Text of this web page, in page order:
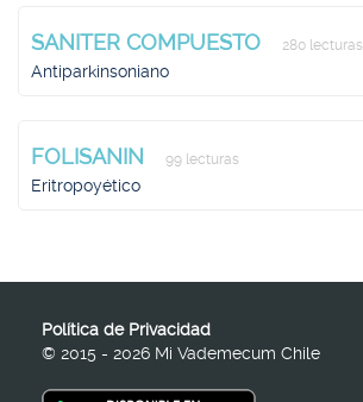
SANITER COMPUESTO 280 lecturas
Antiparkinsoniano
FOLISANIN 99 lecturas
Eritropoyético
Política de Privacidad
© 2015 - 2026 Mi Vademecum Chile